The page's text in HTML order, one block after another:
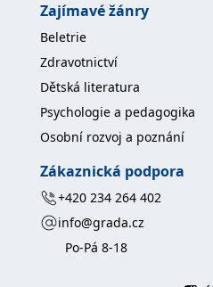
Zajímavé žánry
Beletrie
Zdravotnictví
Dětská literatura
Psychologie a pedagogika
Osobní rozvoj a poznání
Zákaznická podpora
+420 234 264 402
info@grada.cz
Po-Pá 8-18